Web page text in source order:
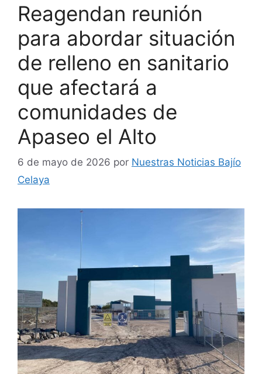
Reagendan reunión
para abordar situación
de relleno en sanitario
que afectará a
comunidades de
Apaseo el Alto
6 de mayo de 2026 por Nuestras Noticias Bajío
Celaya